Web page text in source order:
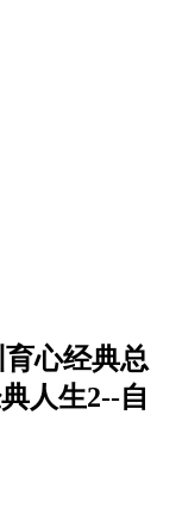
育心经典总
人生2--自